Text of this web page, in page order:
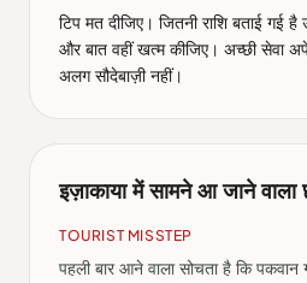
टिप मत दीजिए। जितनी राशि बताई गई
और बात वहीं खत्म कीजिए। अच्छी सेवा
अलग सौदेबाज़ी नहीं।
इज़ाकाया में सामने आ जाने वाला
TOURIST MISSTEP
पहली बार आने वाला सोचता है कि पकवान